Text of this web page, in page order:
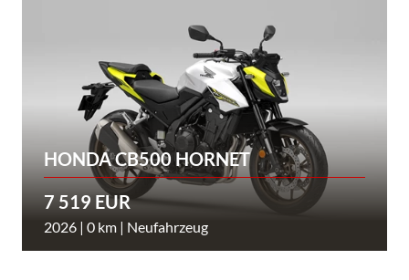
HONDA CB500 HORNET
7 519 EUR
2026 | 0 km | Neufahrzeug